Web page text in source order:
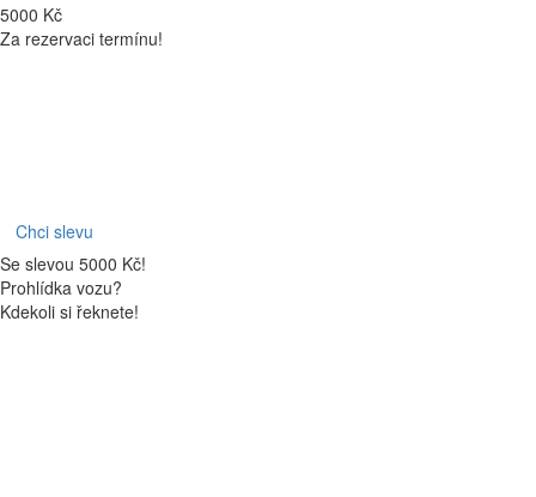
5000 Kč
Za rezervaci termínu!
Chci slevu
Se slevou 5000 Kč!
Prohlídka vozu?
Kdekoli si řeknete!